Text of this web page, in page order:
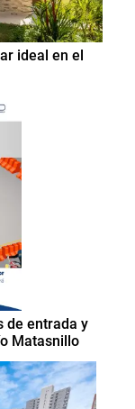
ideal en el
de entrada y
Matasnillo